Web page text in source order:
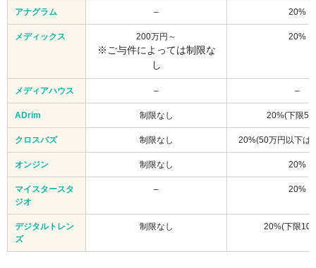
アナグラム – 20%
メディックス 200万円～
※ご与件によっては制限な
し
20%
メディアハウス – –
ADrim 制限なし 20%(下限5
クロスバズ 制限なし 20%(50万円以下は
オンジン 制限なし 20%
マイスタースタ
ジオ
– 20%
デジタルトレン
ズ
制限なし 20%(下限10